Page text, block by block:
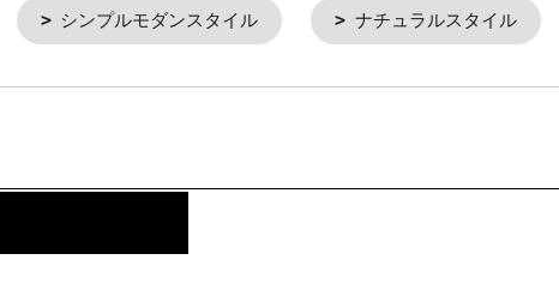
シンプルモダンスタイル ナチュラルスタイル